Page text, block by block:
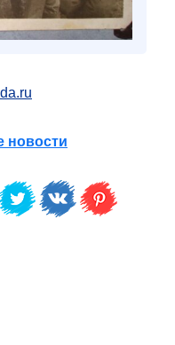
новости